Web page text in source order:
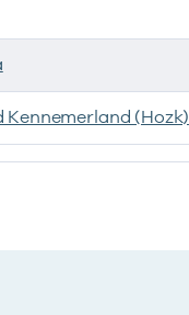
ondernemingen
(Hozk)